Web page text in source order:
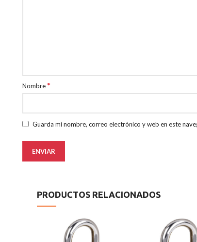
Nombre*
Guarda mi nombre, correo electrónico y web en este
PRODUCTOS RELACIONADOS